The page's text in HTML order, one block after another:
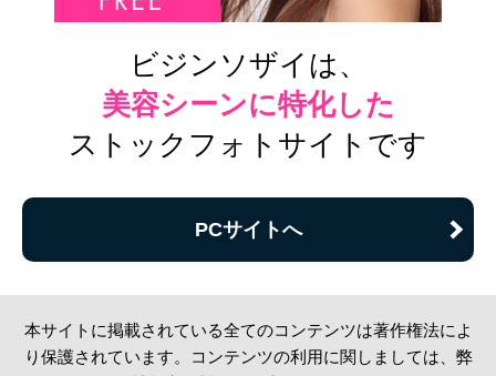
ビジンソザイは、
美容シーンに特化した
ストックフォトサイトです
PCサイトへ
本サイトに掲載されている全てのコンテンツは著作権法によ
り保護されています。コンテンツの利用に関しましては、弊